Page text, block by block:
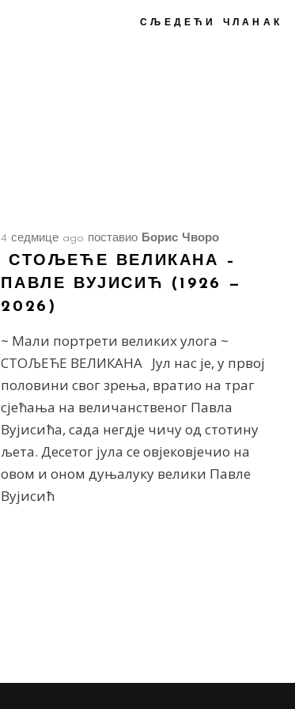
СЉЕДЕЋИ ЧЛАНАК
4 седмице ago поставио Борис Чворо
СТОЉЕЋЕ ВЕЛИКАНА –
ПАВЛЕ ВУЈИСИЋ (1926 —
2026)
~ Мали портрети великих улога ~
СТОЉЕЋЕ ВЕЛИКАНА Јул нас је, у првој
половини свог зрења, вратио на траг
сјећања на величанственог Павла
Вујисића, сада негдје чичу од стотину
љета. Десетог јула се овјековјечио на
овом и оном дуњалуку велики Павле
Вујисић